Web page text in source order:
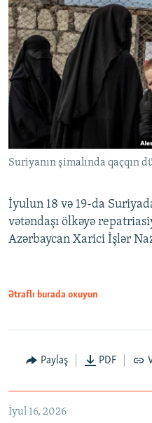
Suriyanın şimalında qaçqın
İyulun 18 və 19-da
vətəndaşı ölkəyə
Azərbaycan Xarici İşlər
Ətraflı burada oxuyun
Paylaş PDF
İyul 16, 2026